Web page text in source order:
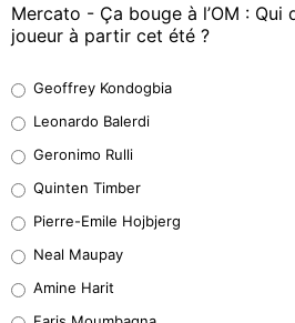
Mercato - Ça bouge à l’OM :
joueur à partir cet été ?
38%
32%
5%
1%
Geoffrey Kondogbia
Leonardo Balerdi
Geronimo Rulli
Quinten Timber
Pierre-Emile Hojbjerg
Neal Maupay
Amine Harit